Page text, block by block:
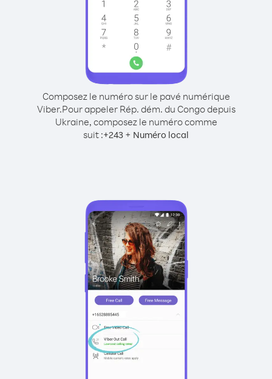
Composez le numéro sur le pavé numérique
Viber.Pour appeler Rép. dém. du Congo depuis
Ukraine, composez le numéro comme
suit :+243 + Numéro local